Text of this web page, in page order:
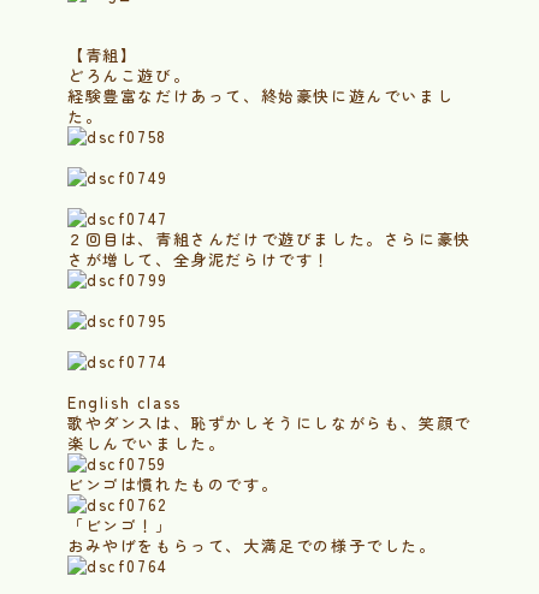
【青組】
どろんこ遊び。
経験豊富なだけあって、終始豪快に遊んでいまし
た。
２回目は、青組さんだけで遊びました。さらに豪快
さが増して、全身泥だらけです！
English class
歌やダンスは、恥ずかしそうにしながらも、笑顔で
楽しんでいました。
ビンゴは慣れたものです。
「ビンゴ！」
おみやげをもらって、大満足での様子でした。